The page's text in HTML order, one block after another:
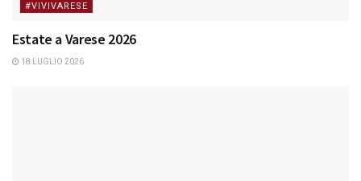
#VIVIVARESE
Estate a Varese 2026
18 LUGLIO 2026